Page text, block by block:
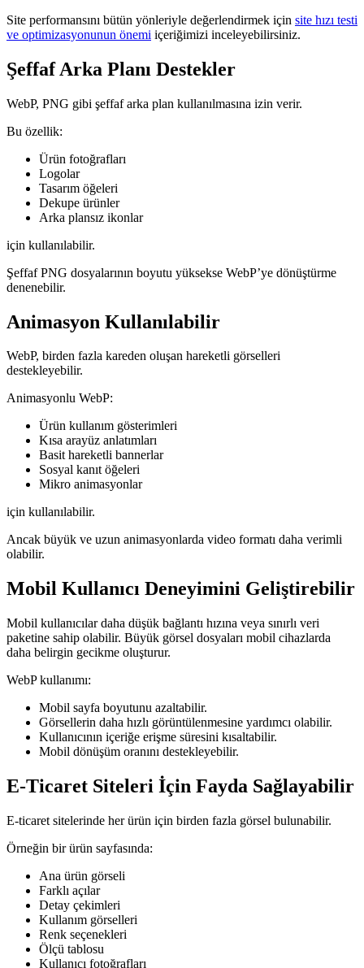
Site performansını bütün yönleriyle değerlendirmek için site hızı testi
ve optimizasyonunun önemi içeriğimizi inceleyebilirsiniz.
Şeffaf Arka Planı Destekler
WebP, PNG gibi şeffaf arka plan kullanılmasına izin verir.
Bu özellik:
Ürün fotoğrafları
Logolar
Tasarım öğeleri
Dekupe ürünler
Arka plansız ikonlar
için kullanılabilir.
Şeffaf PNG dosyalarının boyutu yüksekse WebP’ye dönüştürme
denenebilir.
Animasyon Kullanılabilir
WebP, birden fazla kareden oluşan hareketli görselleri
destekleyebilir.
Animasyonlu WebP:
Ürün kullanım gösterimleri
Kısa arayüz anlatımları
Basit hareketli bannerlar
Sosyal kanıt öğeleri
Mikro animasyonlar
için kullanılabilir.
Ancak büyük ve uzun animasyonlarda video formatı daha verimli
olabilir.
Mobil Kullanıcı Deneyimini Geliştirebilir
Mobil kullanıcılar daha düşük bağlantı hızına veya sınırlı veri
paketine sahip olabilir. Büyük görsel dosyaları mobil cihazlarda
daha belirgin gecikme oluşturur.
WebP kullanımı:
Mobil sayfa boyutunu azaltabilir.
Görsellerin daha hızlı görüntülenmesine yardımcı olabilir.
Kullanıcının içeriğe erişme süresini kısaltabilir.
Mobil dönüşüm oranını destekleyebilir.
E-Ticaret Siteleri İçin Fayda Sağlayabilir
E-ticaret sitelerinde her ürün için birden fazla görsel bulunabilir.
Örneğin bir ürün sayfasında:
Ana ürün görseli
Farklı açılar
Detay çekimleri
Kullanım görselleri
Renk seçenekleri
Ölçü tablosu
Kullanıcı fotoğrafları